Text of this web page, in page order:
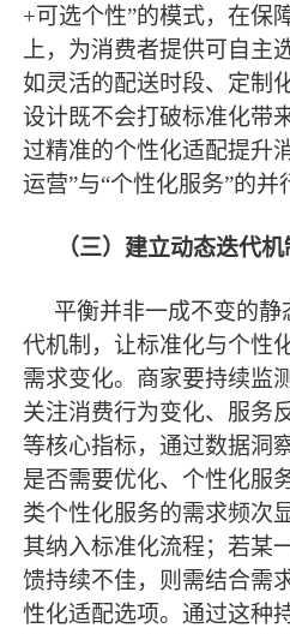
+可选个性”的模式，在保
上，为消费者提供可自主
如灵活的配送时段、定制
设计既不会打破标准化带
过精准的个性化适配提升
运营”与“个性化服务”的并
（三）建立动态迭代
平衡并非一成不变的
代机制，让标准化与个性
需求变化。商家要持续监
关注消费行为变化、服务
等核心指标，通过数据洞
是否需要优化、个性化服
类个性化服务的需求频次
其纳入标准化流程；若某
馈持续不佳，则需结合需
性化适配选项。通过这种